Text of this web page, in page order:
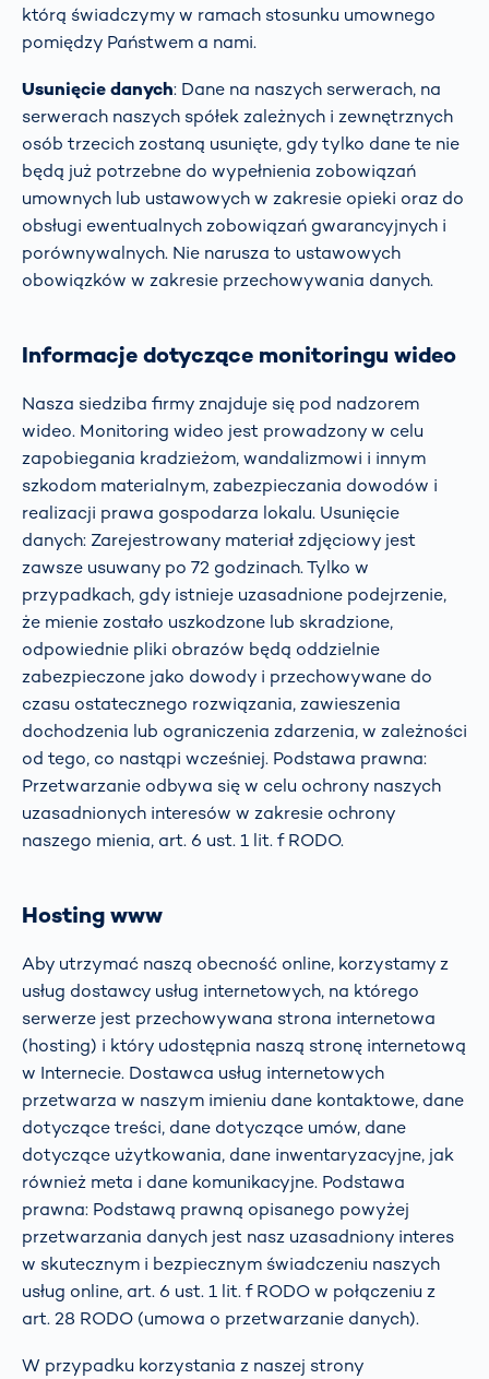
którą świadczymy w ramach stosunku umownego
pomiędzy Państwem a nami.
Usunięcie danych: Dane na naszych serwerach, na
serwerach naszych spółek zależnych i zewnętrznych
osób trzecich zostaną usunięte, gdy tylko dane te nie
będą już potrzebne do wypełnienia zobowiązań
umownych lub ustawowych w zakresie opieki oraz do
obsługi ewentualnych zobowiązań gwarancyjnych i
porównywalnych. Nie narusza to ustawowych
obowiązków w zakresie przechowywania danych.
Informacje dotyczące monitoringu wideo
Nasza siedziba firmy znajduje się pod nadzorem
wideo. Monitoring wideo jest prowadzony w celu
zapobiegania kradzieżom, wandalizmowi i innym
szkodom materialnym, zabezpieczania dowodów i
realizacji prawa gospodarza lokalu. Usunięcie
danych: Zarejestrowany materiał zdjęciowy jest
zawsze usuwany po 72 godzinach. Tylko w
przypadkach, gdy istnieje uzasadnione podejrzenie,
że mienie zostało uszkodzone lub skradzione,
odpowiednie pliki obrazów będą oddzielnie
zabezpieczone jako dowody i przechowywane do
czasu ostatecznego rozwiązania, zawieszenia
dochodzenia lub ograniczenia zdarzenia, w zależności
od tego, co nastąpi wcześniej. Podstawa prawna:
Przetwarzanie odbywa się w celu ochrony naszych
uzasadnionych interesów w zakresie ochrony
naszego mienia, art. 6 ust. 1 lit. f RODO.
Hosting www
Aby utrzymać naszą obecność online, korzystamy z
usług dostawcy usług internetowych, na którego
serwerze jest przechowywana strona internetowa
(hosting) i który udostępnia naszą stronę internetową
w Internecie. Dostawca usług internetowych
przetwarza w naszym imieniu dane kontaktowe, dane
dotyczące treści, dane dotyczące umów, dane
dotyczące użytkowania, dane inwentaryzacyjne, jak
również meta i dane komunikacyjne. Podstawa
prawna: Podstawą prawną opisanego powyżej
przetwarzania danych jest nasz uzasadniony interes
w skutecznym i bezpiecznym świadczeniu naszych
usług online, art. 6 ust. 1 lit. f RODO w połączeniu z
art. 28 RODO (umowa o przetwarzanie danych).
W przypadku korzystania z naszej strony